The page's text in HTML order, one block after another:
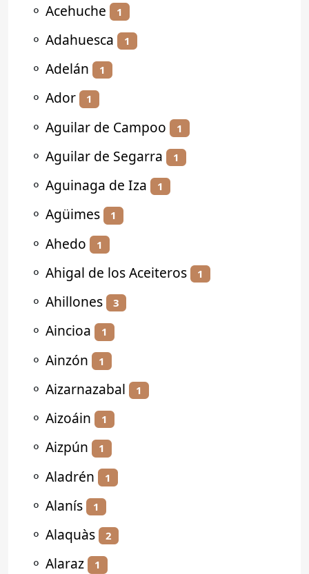
⚬ Acehuche 1
⚬ Adahuesca 1
⚬ Adelán 1
⚬ Ador 1
⚬ Aguilar de Campoo 1
⚬ Aguilar de Segarra 1
⚬ Aguinaga de Iza 1
⚬ Agüimes 1
⚬ Ahedo 1
⚬ Ahigal de los Aceiteros 1
⚬ Ahillones 3
⚬ Aincioa 1
⚬ Ainzón 1
⚬ Aizarnazabal 1
⚬ Aizoáin 1
⚬ Aizpún 1
⚬ Aladrén 1
⚬ Alanís 1
⚬ Alaquàs 2
⚬ Alaraz 1